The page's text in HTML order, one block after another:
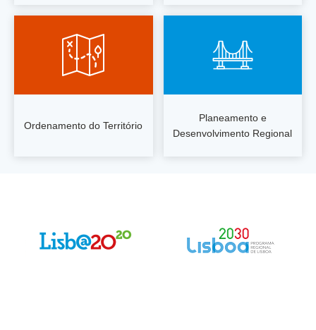
Ordenamento do Território
Planeamento e
Desenvolvimento Regional